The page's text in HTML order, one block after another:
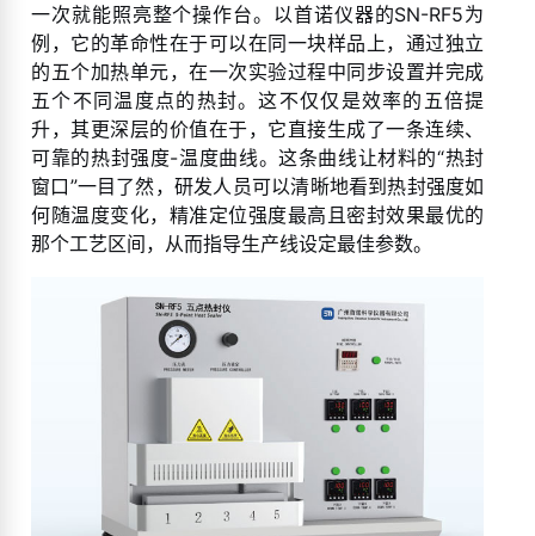
一次就能照亮整个操作台。以首诺仪器的SN-RF5为
例，它的革命性在于可以在同一块样品上，通过独立
的五个加热单元，在一次实验过程中同步设置并完成
五个不同温度点的热封。这不仅仅是效率的五倍提
升，其更深层的价值在于，它直接生成了一条连续、
可靠的热封强度-温度曲线。这条曲线让材料的“热封
窗口”一目了然，研发人员可以清晰地看到热封强度如
何随温度变化，精准定位强度最高且密封效果最优的
那个工艺区间，从而指导生产线设定最佳参数。